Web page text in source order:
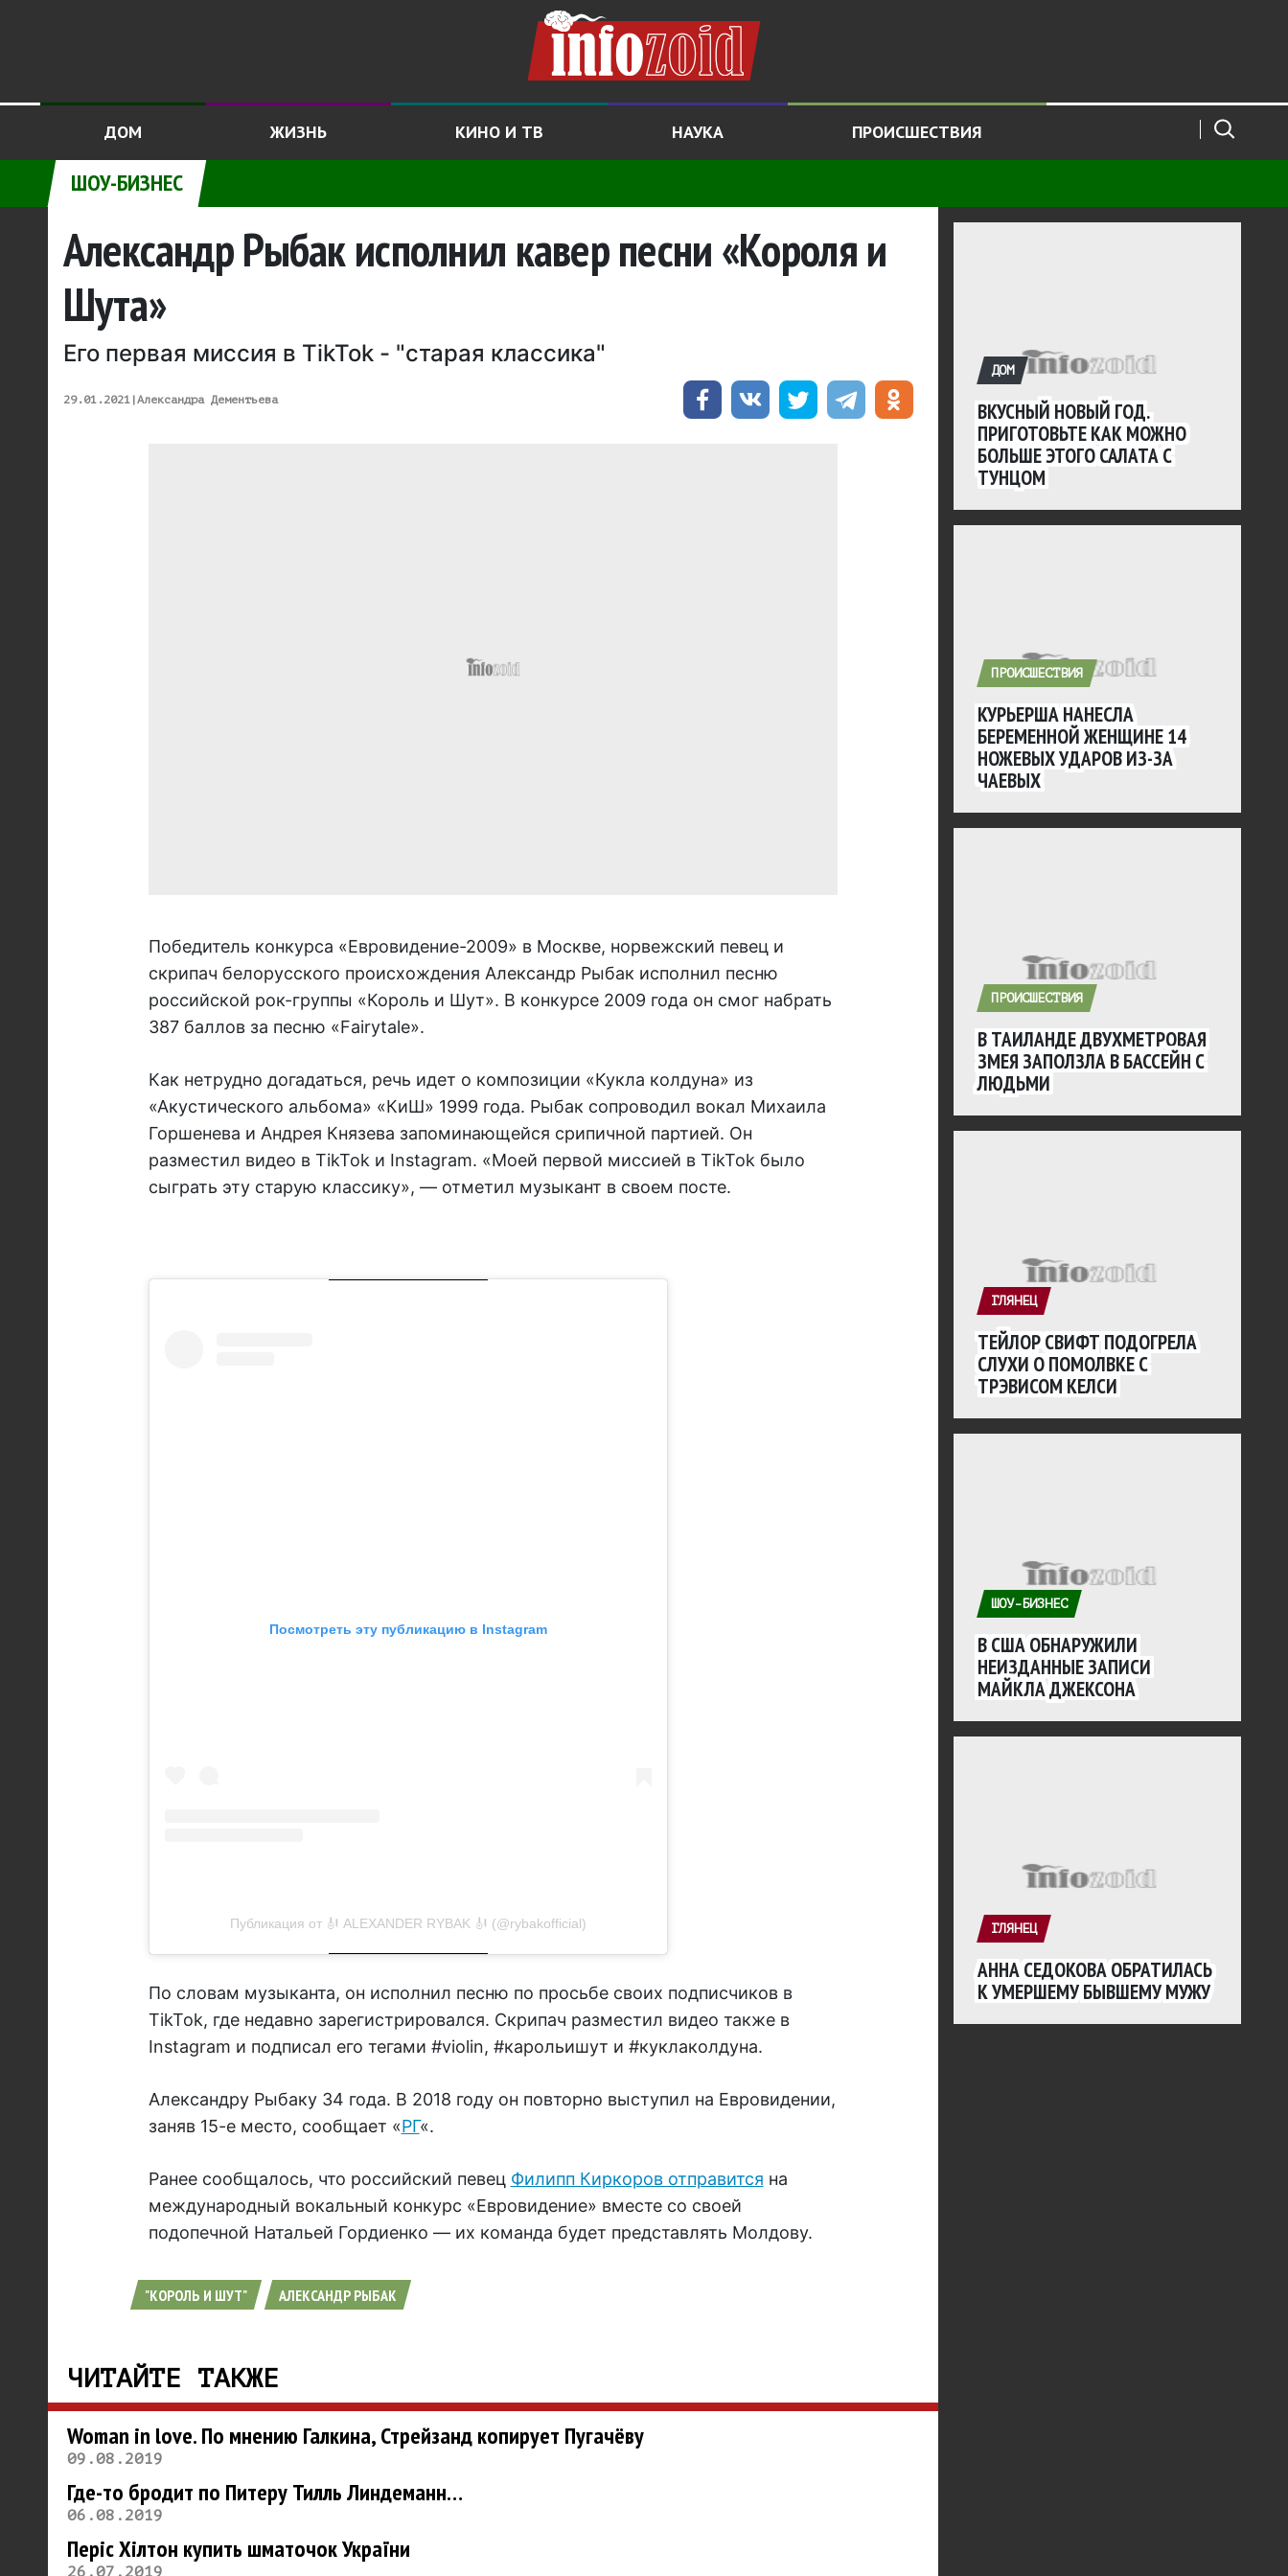
ДОМ ЖИЗНЬ КИНО И ТВ НАУКА ПРОИСШЕСТВИЯ
ШОУ-БИЗНЕС
Александр Рыбак исполнил кавер песни «Короля и
Шута»
Его первая миссия в TikTok - "старая классика"
29.01.2021 |Александра Дементьева
Победитель конкурса «Евровидение-2009» в Москве, норвежский певец и
скрипач белорусского происхождения Александр Рыбак исполнил песню
российской рок-группы «Король и Шут». В конкурсе 2009 года он смог набрать
387 баллов за песню «Fairytale».
Как нетрудно догадаться, речь идет о композиции «Кукла колдуна» из
«Акустического альбома» «КиШ» 1999 года. Рыбак сопроводил вокал Михаила
Горшенева и Андрея Князева запоминающейся срипичной партией. Он
разместил видео в TikTok и Instagram. «Моей первой миссией в TikTok было
сыграть эту старую классику», — отметил музыкант в своем посте.
Посмотреть эту публикацию в Instagram
Публикация от 🎻 ALEXANDER RYBAK 🎻 (@rybakofficial)
По словам музыканта, он исполнил песню по просьбе своих подписчиков в
TikTok, где недавно зарегистрировался. Скрипач разместил видео также в
Instagram и подписал его тегами #violin, #карольишут и #куклаколдуна.
Александру Рыбаку 34 года. В 2018 году он повторно выступил на Евровидении,
заняв 15-е место, сообщает «РГ«.
Ранее сообщалось, что российский певец Филипп Киркоров отправится на
международный вокальный конкурс «Евровидение» вместе со своей
подопечной Натальей Гордиенко — их команда будет представлять Молдову.
"КОРОЛЬ И ШУТ" АЛЕКСАНДР РЫБАК
ЧИТАЙТЕ ТАКЖЕ
Woman in love. По мнению Галкина, Стрейзанд копирует Пугачёву
09.08.2019
Где-то бродит по Питеру Тилль Линдеманн…
06.08.2019
Періс Хілтон купить шматочок України
26.07.2019
ДОМ
ВКУСНЫЙ НОВЫЙ ГОД.
ПРИГОТОВЬТЕ КАК МОЖНО
БОЛЬШЕ ЭТОГО САЛАТА С
ТУНЦОМ
ПРОИСШЕСТВИЯ
КУРЬЕРША НАНЕСЛА
БЕРЕМЕННОЙ ЖЕНЩИНЕ 14
НОЖЕВЫХ УДАРОВ ИЗ-ЗА
ЧАЕВЫХ
ПРОИСШЕСТВИЯ
В ТАИЛАНДЕ ДВУХМЕТРОВАЯ
ЗМЕЯ ЗАПОЛЗЛА В БАССЕЙН С
ЛЮДЬМИ
ГЛЯНЕЦ
ТЕЙЛОР СВИФТ ПОДОГРЕЛА
СЛУХИ О ПОМОЛВКЕ С
ТРЭВИСОМ КЕЛСИ
ШОУ-БИЗНЕС
В США ОБНАРУЖИЛИ
НЕИЗДАННЫЕ ЗАПИСИ
МАЙКЛА ДЖЕКСОНА
ГЛЯНЕЦ
АННА СЕДОКОВА ОБРАТИЛАСЬ
К УМЕРШЕМУ БЫВШЕМУ МУЖУ